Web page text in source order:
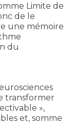
Limite de
de le
une mémoire
du
transformer
»,
et, somme